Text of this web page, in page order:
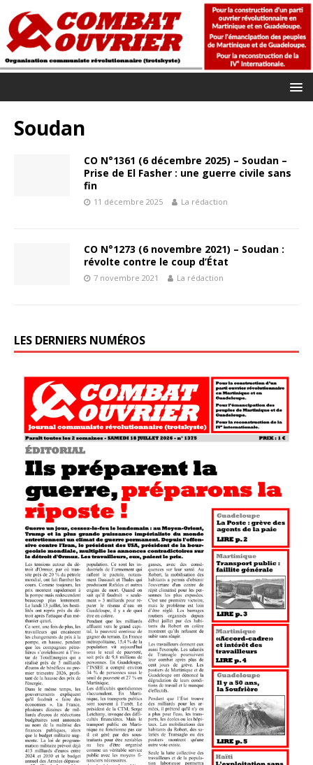
Soudan
CO N°1361 (6 décembre 2025) – Soudan –
Prise de El Fasher : une guerre civile sans
fin
11 décembre 2025 La rédaction
CO N°1273 (6 novembre 2021) – Soudan :
révolte contre le coup d’État
7 novembre 2021 La rédaction
LES DERNIERS NUMÉROS